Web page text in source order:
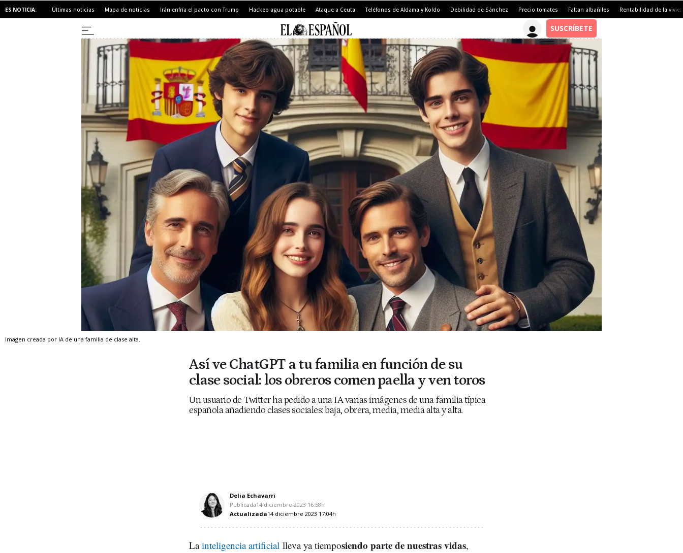
ES NOTICIA: Últimas noticias Mapa de noticias Irán enfría el pacto con Trump Hackeo agua potable Ataque a Ceuta Teléfonos de Aldama y Koldo Debilidad de Sánchez Precio tomates Faltan albañiles Rentabilidad de la
Imagen creada por IA de una familia de clase alta.
Así ve ChatGPT a tu familia en función de su
clase social: los obreros comen paella y ven toros
Un usuario de Twitter ha pedido a una IA varias imágenes de una familia típica
española añadiendo clases sociales: baja, obrera, media, media alta y alta.
Delia Echavarri
Publicada14 diciembre 2023 16:58h
Actualizada14 diciembre 2023 17:04h
Lainteligencia artificial lleva ya tiemposiendo parte de nuestras vidas,